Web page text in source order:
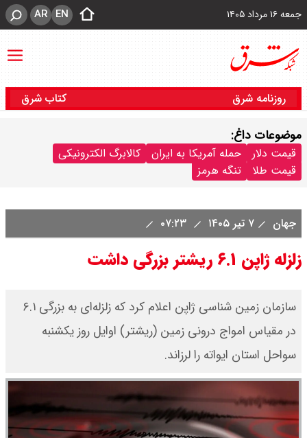
جمعه ۱۶ مرداد ۱۴۰۵ EN
AR
روزنامه شرق کتاب شرق
موضوعات داغ:
قیمت دلار حمله آمریکا به ایران
کالابرگ الکترونیکی
قیمت طلا
تنگه هرمز
جهان ۷ تیر ۱۴۰۵
زلزله ژاپن ۶.۱ ریشتر بزرگی داشت
سازمان زمین شناسی ژاپن اعلام کرد که زلزله‌ای به بزرگی ۶.۱
در مقیاس امواج درونی زمین (ریشتر) اوایل روز یکشنبه
سواحل استان ایواته را لرزاند.